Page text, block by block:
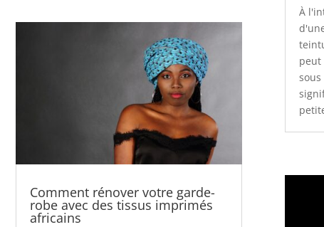
Comment rénover votre garde-
robe avec des tissus imprimés
africains
À
peut